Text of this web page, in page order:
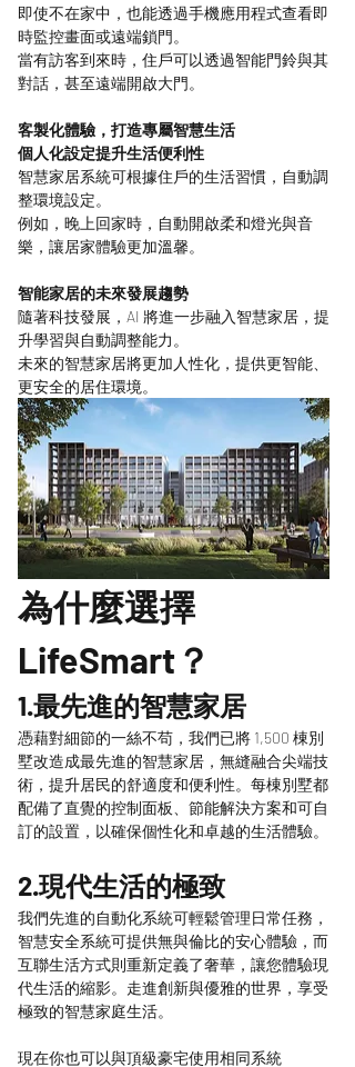
即使不在家中，也能透過手機應用程式查看即
時監控畫面或遠端鎖門。
當有訪客到來時，住戶可以透過智能門鈴與其
對話，甚至遠端開啟大門。
客製化體驗，打造專屬智慧生活
個人化設定提升生活便利性
智慧家居系統可根據住戶的生活習慣，自動調
整環境設定。
例如，晚上回家時，自動開啟柔和燈光與音
樂，讓居家體驗更加溫馨。
智能家居的未來發展趨勢
隨著科技發展，AI 將進一步融入智慧家居，提
升學習與自動調整能力。
未來的智慧家居將更加人性化，提供更智能、
更安全的居住環境。
為什麼選擇
LifeSmart？
1.最先進的智慧家居
憑藉對細節的一絲不苟，我們已將 1,500 棟別
墅改造成最先進的智慧家居，無縫融合尖端技
術，提升居民的舒適度和便利性。每棟別墅都
配備了直覺的控制面板、節能解決方案和可自
訂的設置，以確保個性化和卓越的生活體驗。
2.現代生活的極致
我們先進的自動化系統可輕鬆管理日常任務​​，
智慧安全系統可提供無與倫比的安心體驗，而
互聯生活方式則重新定義了奢華，讓您體驗現
代生活的縮影。走進創新與優雅的世界，享受
極致的智慧家庭生活。
現在你也可以與頂級豪宅使用相同系統